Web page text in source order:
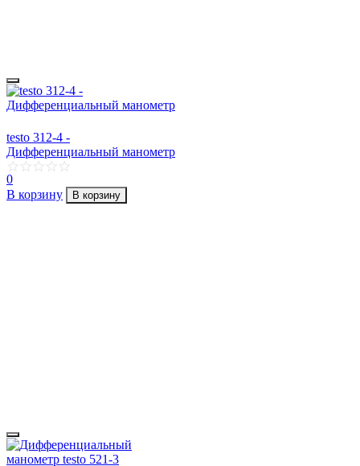
testo 312-4 -
Дифференциальный манометр
0
В корзину
В корзину